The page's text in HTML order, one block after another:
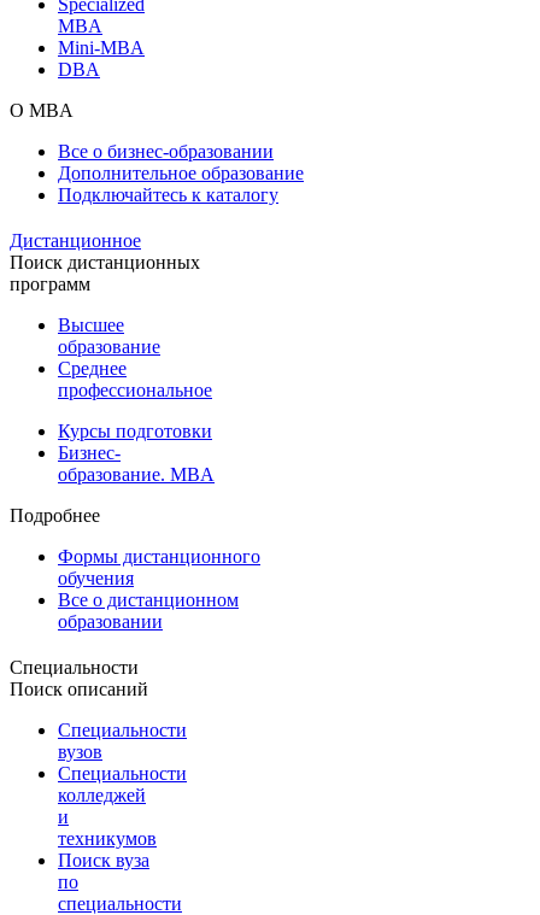
MBA
Mini-MBA
DBA
О MBA
Все о бизнес-образовании
Дополнительное образование
Подключайтесь к каталогу
Дистанционное
Поиск дистанционных
программ
Высшее
образование
Среднее
профессиональное
Курсы подготовки
Бизнес-
образование. MBA
Подробнее
Формы дистанционного
обучения
Все о дистанционном
образовании
Специальности
Поиск описаний
Специальности
вузов
Специальности
колледжей
и
техникумов
Поиск вуза
по
специальности